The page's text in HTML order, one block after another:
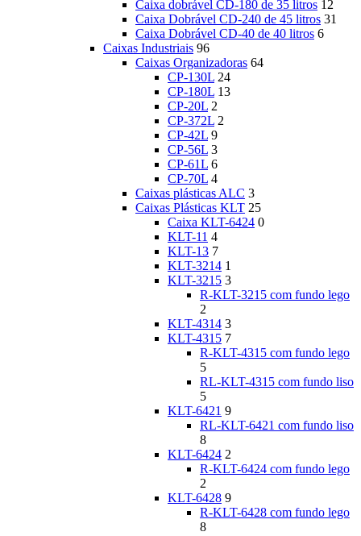
Caixa dobrável CD-180 de 35 litros 12
Caixa Dobrável CD-240 de 45 litros 31
Caixa Dobrável CD-40 de 40 litros 6
Caixas Industriais 96
Caixas Organizadoras 64
CP-130L 24
CP-180L 13
CP-20L 2
CP-372L 2
CP-42L 9
CP-56L 3
CP-61L 6
CP-70L 4
Caixas plásticas ALC 3
Caixas Plásticas KLT 25
Caixa KLT-6424 0
KLT-11 4
KLT-13 7
KLT-3214 1
KLT-3215 3
R-KLT-3215 com fundo lego
2
KLT-4314 3
KLT-4315 7
R-KLT-4315 com fundo lego
5
RL-KLT-4315 com fundo liso
5
KLT-6421 9
RL-KLT-6421 com fundo liso
8
KLT-6424 2
R-KLT-6424 com fundo lego
2
KLT-6428 9
R-KLT-6428 com fundo lego
8